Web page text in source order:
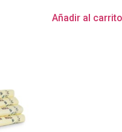
Añadir al carrito